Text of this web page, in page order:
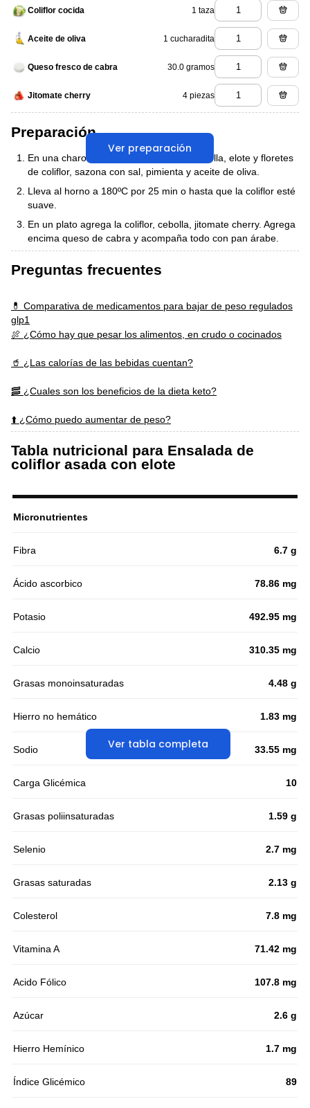
Coliflor cocida 1 taza
Aceite de oliva 1 cucharadita
Queso fresco de cabra 30.0 gramos
Jitomate cherry 4 piezas
Ver preparación
Preparación
En una charola para horno agrega la cebolla, elote y floretes
de coliflor, sazona con sal, pimienta y aceite de oliva.
Lleva al horno a 180ºC por 25 min o hasta que la coliflor esté
suave.
En un plato agrega la coliflor, cebolla, jitomate cherry. Agrega
encima queso de cabra y acompaña todo con pan árabe.
Preguntas frecuentes
💊 Comparativa de medicamentos para bajar de peso regulados
glp1
🍖 ¿Cómo hay que pesar los alimentos, en crudo o cocinados
🥤 ¿Las calorías de las bebidas cuentan?
🥓 ¿Cuales son los beneficios de la dieta keto?
⬆️ ¿Cómo puedo aumentar de peso?
Tabla nutricional para Ensalada de
coliflor asada con elote
Ver tabla completa
Micronutrientes
Fibra 6.7 g
Ácido ascorbico 78.86 mg
Potasio 492.95 mg
Calcio 310.35 mg
Grasas monoinsaturadas 4.48 g
Hierro no hemático 1.83 mg
Sodio 33.55 mg
Carga Glicémica 10
Grasas poliinsaturadas 1.59 g
Selenio 2.7 mg
Grasas saturadas 2.13 g
Colesterol 7.8 mg
Vitamina A 71.42 mg
Acido Fólico 107.8 mg
Azúcar 2.6 g
Hierro Hemínico 1.7 mg
Índice Glicémico 89